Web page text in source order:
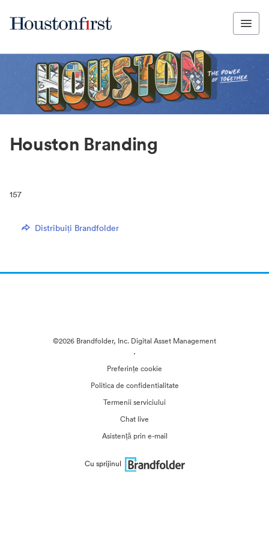
Houston Branding
157
Distribuiți Brandfolder
©2026 Brandfolder, Inc. Digital Asset Management
·
Preferințe cookie
Politica de confidentialitate
Termenii serviciului
Chat live
Asistență prin e-mail
Cu sprijinul